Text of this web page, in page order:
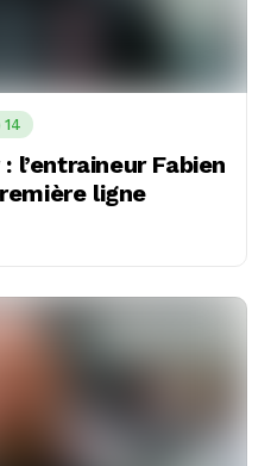
14
l’entraineur Fabien
ligne